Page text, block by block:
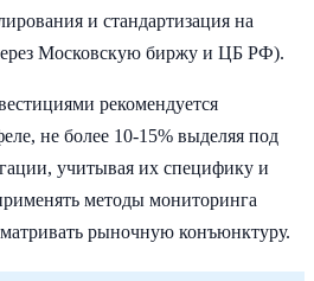
и стандартизация на
Московскую биржу и ЦБ РФ).
рекомендуется
не более 10-15% выделяя под
учитывая их специфику и
методы мониторинга
рыночную конъюнктуру.